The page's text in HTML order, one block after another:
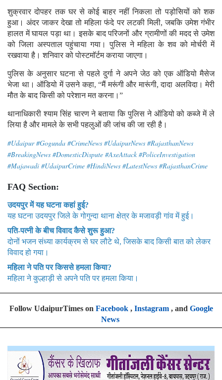
शुक्रवार दोपहर तक घर से कोई बाहर नहीं निकला तो पड़ोसियों को शक
हुआ। अंदर जाकर देखा तो महिला फंदे पर लटकी मिली, जबकि उमेश गंभीर
हालत में घायल पड़ा था। इसके बाद परिजनों और ग्रामीणों की मदद से उमेश
को जिला अस्पताल पहुंचाया गया। पुलिस ने महिला के शव को मोर्चरी में
रखवाया है। शनिवार को पोस्टमॉर्टम कराया जाएगा।
पुलिस के अनुसार घटना से पहले दुर्गा ने अपने जेठ को एक ऑडियो मैसेज
भेजा था। ऑडियो में उसने कहा, “मैं मरूंगी और मारूंगी, दादा अलविदा। मेरी
मौत के बाद किसी को परेशान मत करना।”
थानाधिकारी श्याम सिंह चारण ने बताया कि पुलिस ने ऑडियो को कब्जे में ले
लिया है और मामले के सभी पहलुओं की जांच की जा रही है।
#Udaipur #Gogunda #CrimeNews #UdaipurNews #RajasthanNews
#BreakingNews #DomesticDispute #AxeAttack #PoliceInvestigation
#Majawadi #UdaipurCrime #HindiNews #LatestNews #RajasthanCrime
FAQ Section:
उदयपुर में यह घटना कहां हुई?
यह घटना उदयपुर जिले के गोगुन्दा थाना क्षेत्र के मजावड़ी गांव में हुई।
पति-पत्नी के बीच विवाद कैसे शुरू हुआ?
दोनों भजन संध्या कार्यक्रम से घर लौटे थे, जिसके बाद किसी बात को लेकर
विवाद हो गया।
महिला ने पति पर किससे हमला किया?
महिला ने कुल्हाड़ी से अपने पति पर हमला किया।
Follow UdaipurTimes on Facebook, Instagram, and Google
News